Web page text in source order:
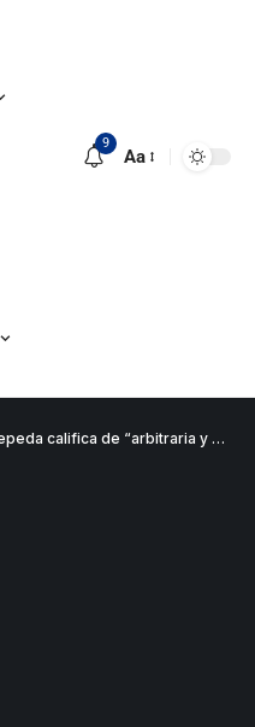
9
Aa
y antidemocrática” decisión del CNE sobre consulta